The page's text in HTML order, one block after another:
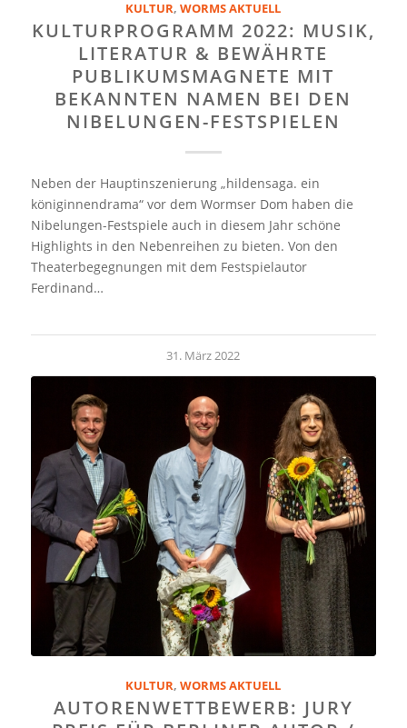
KULTUR,WORMS AKTUELL
KULTURPROGRAMM 2022: MUSIK,
LITERATUR & BEWÄHRTE
PUBLIKUMSMAGNETE MIT
BEKANNTEN NAMEN BEI DEN
NIBELUNGEN-FESTSPIELEN
Neben der Hauptinszenierung „hildensaga. ein
königinnendrama“ vor dem Wormser Dom haben die
Nibelungen-Festspiele auch in diesem Jahr schöne
Highlights in den Nebenreihen zu bieten. Von den
Theaterbegegnungen mit dem Festspielautor
Ferdinand…
31. März 2022
KULTUR,WORMS AKTUELL
AUTORENWETTBEWERB: JURY